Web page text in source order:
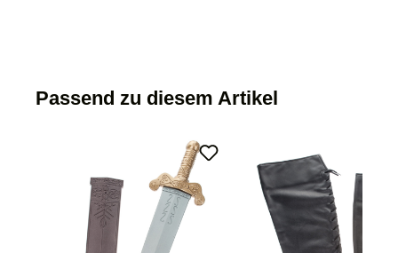
Passend zu diesem Artikel